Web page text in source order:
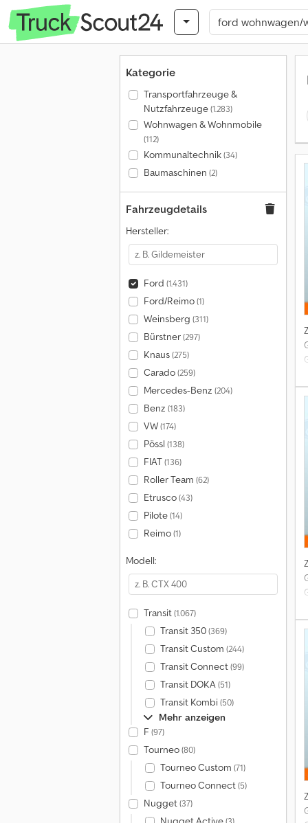
Kategorie
Transportfahrzeuge &
Nutzfahrzeuge(1.283)
Wohnwagen & Wohnmobile
(112)
Kommunaltechnik(34)
Baumaschinen (2)
Fahrzeugdetails
Hersteller:
Ford (1.431)
Ford/Reimo(1)
Weinsberg (311)
Bürstner(297)
Knaus(275)
Carado(259)
Mercedes-Benz (204)
Benz (183)
VW(174)
Pössl (138)
FIAT(136)
Roller Team (62)
Etrusco(43)
Pilote(14)
Reimo(1)
Modell:
Transit(1.067)
Transit 350(369)
Transit Custom (244)
Transit Connect(99)
Transit DOKA(51)
Transit Kombi(50)
Mehr anzeigen
F (97)
Tourneo(80)
Tourneo Custom (71)
Tourneo Connect(5)
Nugget(37)